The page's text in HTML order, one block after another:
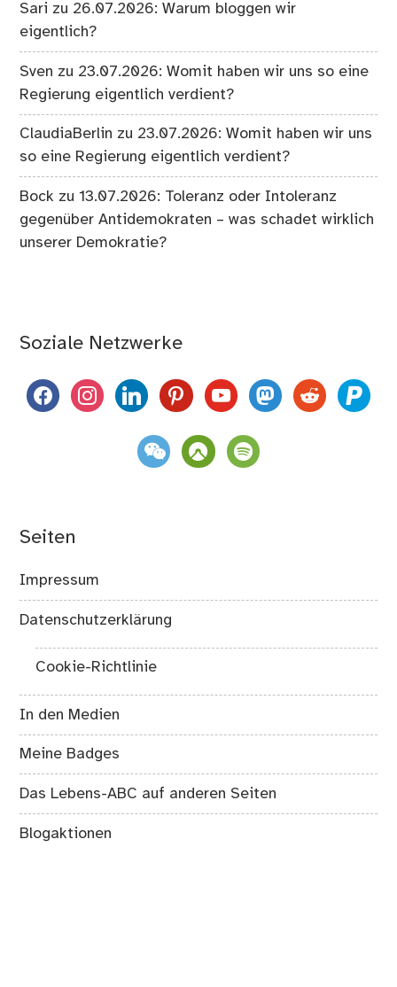
Sari zu 26.07.2026: Warum bloggen wir
eigentlich?
Sven zu 23.07.2026: Womit haben wir uns so eine
Regierung eigentlich verdient?
ClaudiaBerlin zu 23.07.2026: Womit haben wir uns
so eine Regierung eigentlich verdient?
Bock zu13.07.2026: Toleranz oder Intoleranz
gegenüber Antidemokraten – was schadet wirklich
unserer Demokratie?
Soziale Netzwerke
facebookinstagramlinkedinpinterestyoutubemastodon
reddit paypal
weixin komootspotify
Seiten
Impressum
Datenschutzerklärung
Cookie-Richtlinie
In den Medien
Meine Badges
Das Lebens-ABC auf anderen Seiten
Blogaktionen